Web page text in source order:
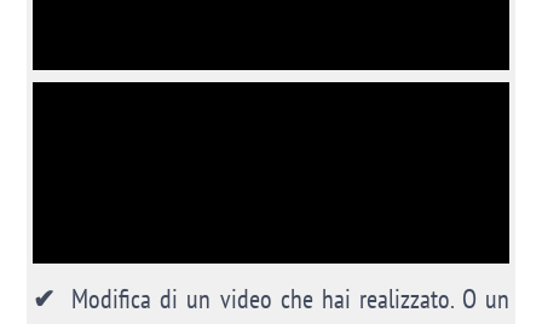
✔ Modifica di un video che hai realizzato. O un